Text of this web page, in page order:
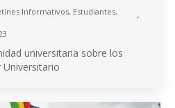
Informativos, Estudiantes,
universitaria sobre los